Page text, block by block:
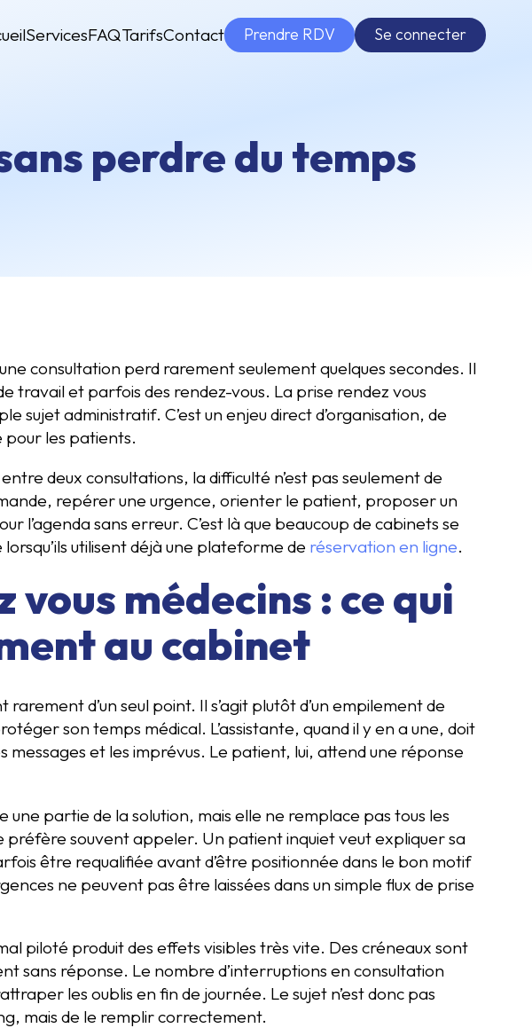
ServicesFAQTarifsContact Prendre RDV Se connecter
perdre du temps
consultation perd rarement seulement quelques secondes. Il
travail et parfois des rendez-vous. La prise rendez vous
sujet administratif. C’est un enjeu direct d’organisation, de
pour les patients.
deux consultations, la difficulté n’est pas seulement de
repérer une urgence, orienter le patient, proposer un
l’agenda sans erreur. C’est là que beaucoup de cabinets se
utilisent déjà une plateforme de réservation en ligne.
vous médecins : ce qui
au cabinet
d’un seul point. Il s’agit plutôt d’un empilement de
son temps médical. L’assistante, quand il y en a une, doit
messages et les imprévus. Le patient, lui, attend une réponse
partie de la solution, mais elle ne remplace pas tous les
souvent appeler. Un patient inquiet veut expliquer sa
être requalifiée avant d’être positionnée dans le bon motif
ne peuvent pas être laissées dans un simple flux de prise
piloté produit des effets visibles très vite. Des créneaux sont
sans réponse. Le nombre d’interruptions en consultation
les oublis en fin de journée. Le sujet n’est donc pas
mais de le remplir correctement.